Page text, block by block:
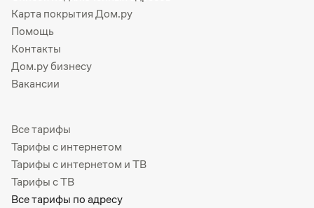
Карта покрытия Дом.ру
Помощь
Контакты
Дом.ру бизнесу
Вакансии
Все тарифы
Тарифы с интернетом
Тарифы с интернетом и ТВ
Тарифы с ТВ
Все тарифы по адресу